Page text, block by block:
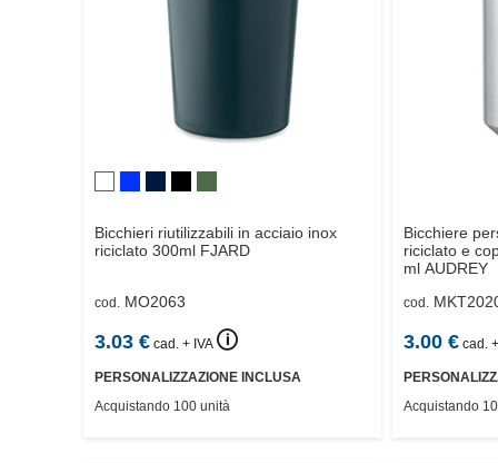
Bicchieri riutilizzabili in acciaio inox
riciclato 300ml FJARD
cod. MO2063
3.03 € cad. + IVA 🛈
PERSONALIZZAZIONE INCLUSA
Acquistando 100 unità
Bicchiere
riciclato e
ml AUDREY
cod.
3.00€ cad.
Acquistando